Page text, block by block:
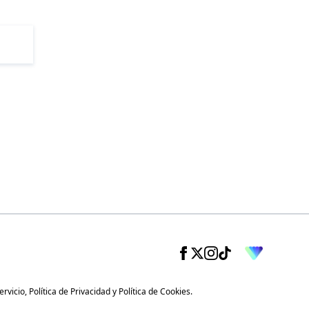
, Política de Privacidady Política de Cookies.